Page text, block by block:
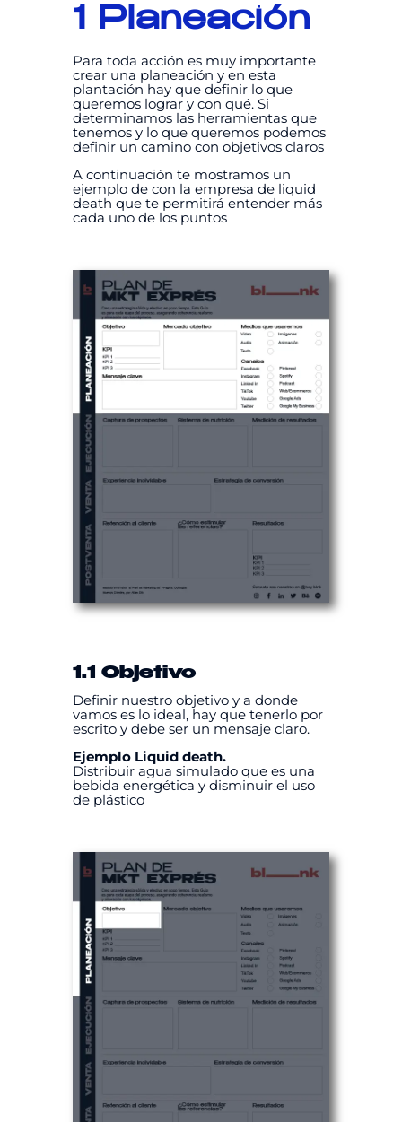
1 Planeación
Para toda acción es muy importante
crear una planeación y en esta
plantación hay que definir lo que
queremos lograr y con qué. Si
determinamos las herramientas que
tenemos y lo que queremos podemos
definir un camino con objetivos claros
A continuación te mostramos un
ejemplo de con la empresa de liquid
death que te permitirá entender más
cada uno de los puntos
1.1 Objetivo
Definir nuestro objetivo y a donde
vamos es lo ideal, hay que tenerlo por
escrito y debe ser un mensaje claro.
Ejemplo Liquid death.
Distribuir agua simulado que es una
bebida energética y disminuir el uso
de plástico